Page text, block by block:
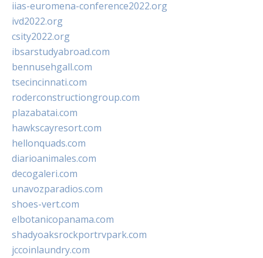
iias-euromena-conference2022.org
ivd2022.org
csity2022.org
ibsarstudyabroad.com
bennusehgall.com
tsecincinnati.com
roderconstructiongroup.com
plazabatai.com
hawkscayresort.com
hellonquads.com
diarioanimales.com
decogaleri.com
unavozparadios.com
shoes-vert.com
elbotanicopanama.com
shadyoaksrockportrvpark.com
jccoinlaundry.com